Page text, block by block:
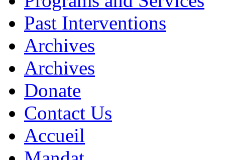
Past Interventions
Archives
Archives
Donate
Contact Us
Accueil